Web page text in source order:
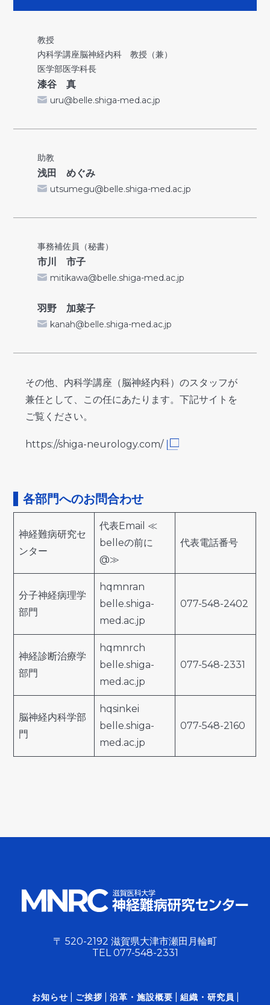
教授
内科学講座脳神経内科 教授（兼）
医学部医学科長
漆谷 真
uru@belle.shiga-med.ac.jp
助教
浅田 めぐみ
utsumegu@belle.shiga-med.ac.jp
事務補佐員（秘書）
市川 市子
mitikawa@belle.shiga-med.ac.jp
羽野 加菜子
kanah@belle.shiga-med.ac.jp
その他、内科学講座（脳神経内科）のスタッフが
兼任として、この任にあたります。下記サイトを
ご覧ください。
https://shiga-neurology.com/
各部門へのお問合わせ
神経難病研究セ
ンター
代表Email ≪
belleの前に
@≫
代表電話番号
分子神経病理学
部門
hqmnran
belle.shiga-
med.ac.jp
077-548-2402
神経診断治療学
部門
hqmnrch
belle.shiga-
med.ac.jp
077-548-2331
脳神経内科学部
門
hqsinkei
belle.shiga-
med.ac.jp
077-548-2160
〒 520-2192 滋賀県大津市瀬田月輪町
TEL 077-548-2331
お知らせ ご挨拶 沿革・施設概要 組織・研究員